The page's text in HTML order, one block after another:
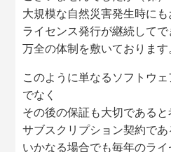
大規模な自然災害発生時に
ライセンス発行が継続して
万全の体制を敷いております
このように単なるソフトウ
でなく
その後の保証も大切であると
サブスクリプション契約であ
いかなる場合でも毎年のラ